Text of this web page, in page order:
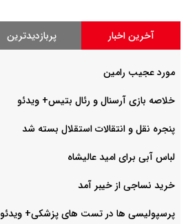
آخرین اخبار پربازدیدترین
مورد عجیب رامین
خلاصه بازی آرسنال و رئال بتیس+ ویدئو
پنجره نقل و انتقالات استقلال بسته شد
لباس آبی برای امید عالیشاه
خرید نساجی از خیبر آمد
پرسپولیسی ها در تست های پزشکی+ ویدئو